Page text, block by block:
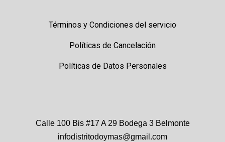
Términos y Condiciones del servicio
Políticas de Cancelación
Políticas de Datos Personales
Calle 100 Bis #17 A 29 Bodega 3 Belmonte
infodistritodoymas@gmail.com